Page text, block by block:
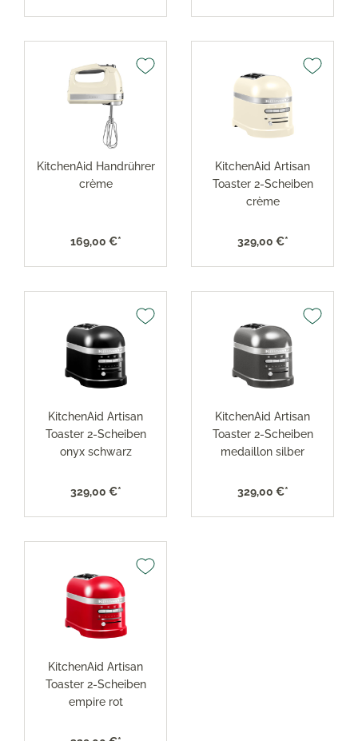
KitchenAid Handrührer
crème
169,00 €*
KitchenAid Artisan
Toaster 2-Scheiben
crème
329,00 €*
KitchenAid Artisan
Toaster 2-Scheiben
onyx schwarz
329,00 €*
KitchenAid Artisan
Toaster 2-Scheiben
medaillon silber
329,00 €*
KitchenAid Artisan
Toaster 2-Scheiben
empire rot